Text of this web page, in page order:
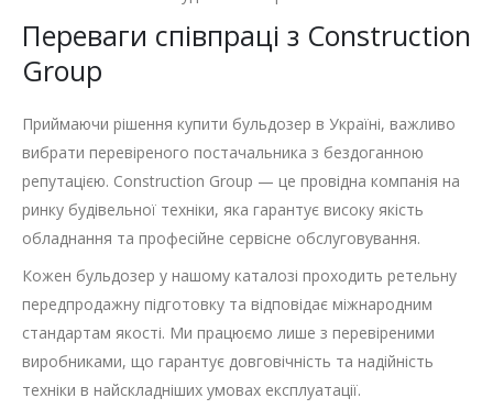
Переваги співпраці з Construction
Group
Приймаючи рішення купити бульдозер в Україні, важливо
вибрати перевіреного постачальника з бездоганною
репутацією. Construction Group — це провідна компанія на
ринку будівельної техніки, яка гарантує високу якість
обладнання та професійне сервісне обслуговування.
Кожен бульдозер у нашому каталозі проходить ретельну
передпродажну підготовку та відповідає міжнародним
стандартам якості. Ми працюємо лише з перевіреними
виробниками, що гарантує довговічність та надійність
техніки в найскладніших умовах експлуатації.